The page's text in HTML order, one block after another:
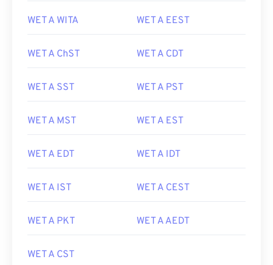
WET A WITA WET A EEST
WET A ChST WET A CDT
WET A SST WET A PST
WET A MST WET A EST
WET A EDT WET A IDT
WET A IST WET A CEST
WET A PKT WET A AEDT
WET A CST